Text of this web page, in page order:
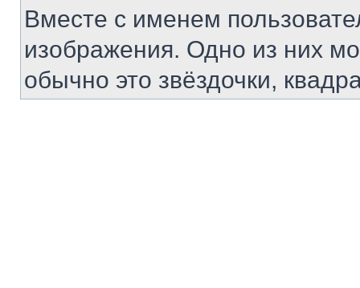
Вместе с именем
изображения. Одно из них
обычно это звёздочки,